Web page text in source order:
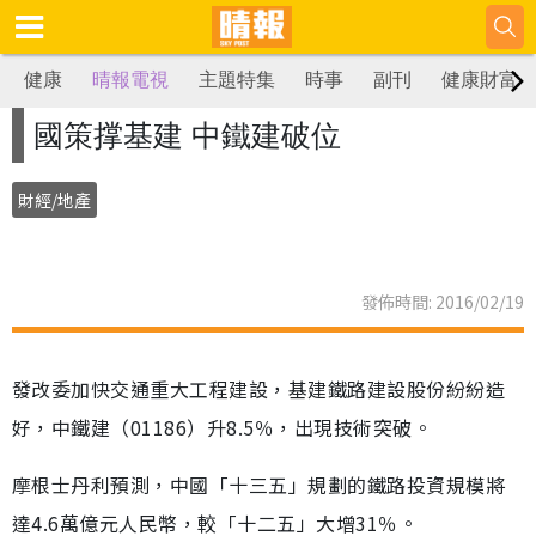
健康 晴報電視 主題特集 時事 副刊 健康財富
國策撑基建 中鐵建破位
財經/地產
發佈時間: 2016/02/19
發改委加快交通重大工程建設，基建鐵路建設股份紛紛造
好，中鐵建（01186）升8.5％，出現技術突破。
摩根士丹利預測，中國「十三五」規劃的鐵路投資規模將
達4.6萬億元人民幣，較「十二五」大增31％。